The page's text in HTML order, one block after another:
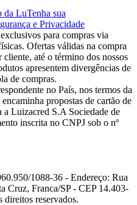
da LuTenha sua
e Privacidade
para compras via
Ofertas válidas na compra
cliente, até o término dos nossos
apresentem divergências de
de compras.
no País, nos termos da
propostas de cartão de
a Luizacred S.A Sociedade de
inscrita no CNPJ sob o nº
1088-36 - Endereço: Rua
Cruz, Franca/SP - CEP 14.403-
reservados.